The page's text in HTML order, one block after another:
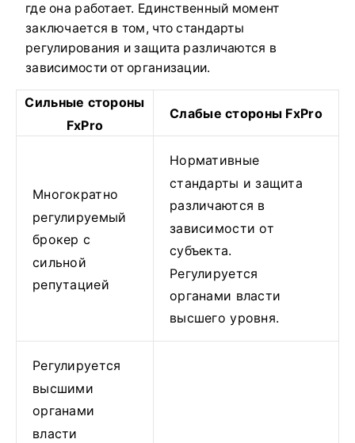
где она работает. Единственный момент
заключается в том, что стандарты
регулирования и защита различаются в
зависимости от организации.
Сильные стороны
FxPro
Слабые стороны FxPro
Многократно
регулируемый
брокер с
сильной
репутацией
Нормативные
стандарты и защита
различаются в
зависимости от
субъекта.
Регулируется
органами власти
высшего уровня.
Регулируется
высшими
органами
власти